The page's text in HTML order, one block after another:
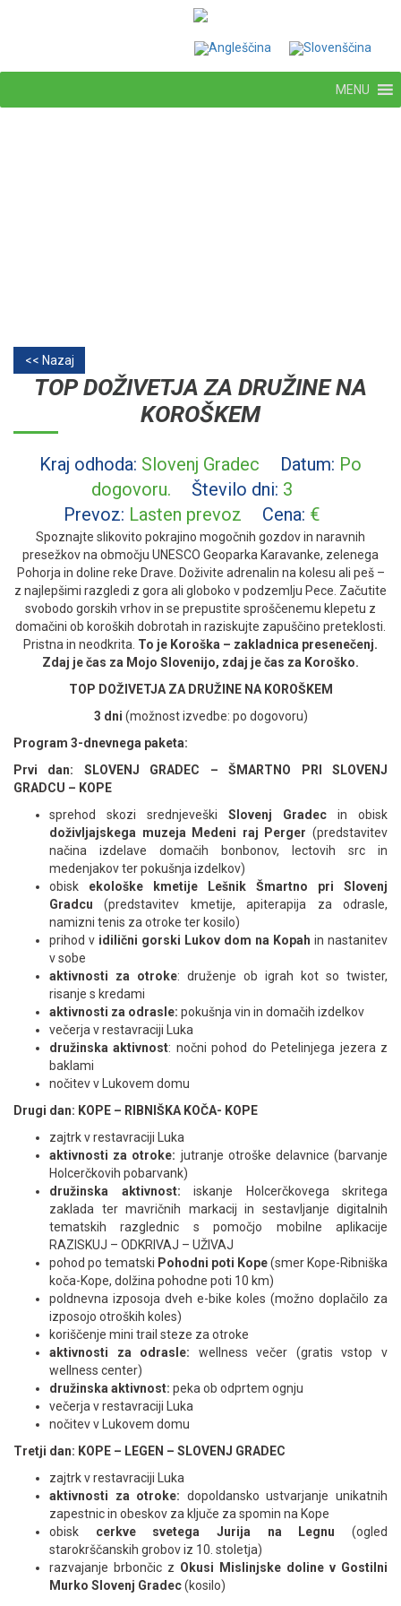
MENU
<< Nazaj
TOP DOŽIVETJA ZA DRUŽINE NA
KOROŠKEM
Kraj odhoda: Slovenj Gradec Datum: Po
dogovoru.
Število dni: 3
Prevoz: Lasten prevoz Cena: €
Spoznajte slikovito pokrajino mogočnih gozdov in naravnih
presežkov na območju UNESCO Geoparka Karavanke, zelenega
Pohorja in doline reke Drave. Doživite adrenalin na kolesu ali peš –
z najlepšimi razgledi z gora ali globoko v podzemlju Pece. Začutite
svobodo gorskih vrhov in se prepustite sproščenemu klepetu z
domačini ob koroških dobrotah in raziskujte zapuščino preteklosti.
Pristna in neodkrita. To je Koroška – zakladnica presenečenj.
Zdaj je čas za Mojo Slovenijo, zdaj je čas za Koroško.
TOP DOŽIVETJA ZA DRUŽINE NA KOROŠKEM
3 dni (možnost izvedbe: po dogovoru)
Program 3-dnevnega paketa:
Prvi dan: SLOVENJ GRADEC – ŠMARTNO PRI SLOVENJ
GRADCU – KOPE
sprehod skozi srednjeveški Slovenj Gradec in obisk
doživljajskega muzeja Medeni raj Perger (predstavitev
načina izdelave domačih bonbonov, lectovih src in
medenjakov ter pokušnja izdelkov)
obisk ekološke kmetije Lešnik Šmartno pri Slovenj
Gradcu (predstavitev kmetije, apiterapija za odrasle,
namizni tenis za otroke ter kosilo)
prihod v idilični gorski Lukov dom na Kopah in nastanitev
v sobe
aktivnosti za otroke: druženje ob igrah kot so twister,
risanje s kredami
aktivnosti za odrasle: pokušnja vin in domačih izdelkov
večerja v restavraciji Luka
družinska aktivnost: nočni pohod do Petelinjega jezera z
baklami
nočitev v Lukovem domu
Drugi dan: KOPE – RIBNIŠKA KOČA- KOPE
zajtrk v restavraciji Luka
aktivnosti za otroke: jutranje otroške delavnice (barvanje
Holcerčkovih pobarvank)
družinska aktivnost: iskanje Holcerčkovega skritega
zaklada ter mavričnih markacij in sestavljanje digitalnih
tematskih razglednic s pomočjo mobilne aplikacije
RAZISKUJ – ODKRIVAJ – UŽIVAJ
pohod po tematski Pohodni poti Kope(smer Kope-Ribniška
koča-Kope, dolžina pohodne poti 10 km)
poldnevna izposoja dveh e-bike koles (možno doplačilo za
izposojo otroških koles)
koriščenje mini trail steze za otroke
aktivnosti za odrasle: wellness večer (gratis vstop v
wellness center)
družinska aktivnost: peka ob odprtem ognju
večerja v restavraciji Luka
nočitev v Lukovem domu
Tretji dan: KOPE – LEGEN – SLOVENJ GRADEC
zajtrk v restavraciji Luka
aktivnosti za otroke: dopoldansko ustvarjanje unikatnih
zapestnic in obeskov za ključe za spomin na Kope
obisk cerkve svetega Jurija na Legnu (ogled
starokrščanskih grobov iz 10. stoletja)
razvajanje brbončic z Okusi Mislinjske doline v Gostilni
Murko Slovenj Gradec(kosilo)